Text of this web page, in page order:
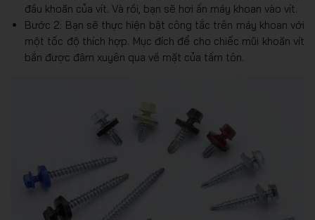
đầu khoăn của vít. Và rồi, bạn sẽ hơi ấn máy khoan vào vít.
Bước 2: Bạn sẽ thực hiện bật công tắc trên máy khoan với
một tốc độ thích hợp. Mục đích để cho chiếc mũi khoăn vít
bắn được đâm xuyên qua về mặt của tấm tôn.